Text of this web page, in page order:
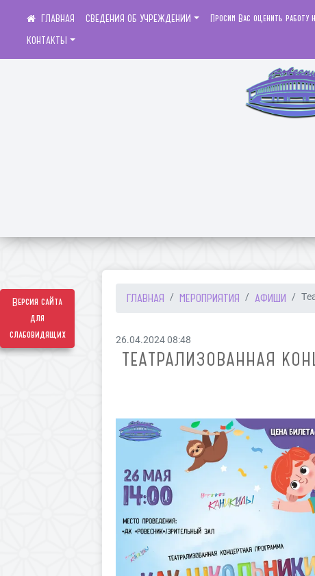
Версия сайта
для
слабовидящих
СВЕДЕНИЯ ОБ УЧРЕЖДЕНИИ Просим Вас оценить работу
КОНТАКТЫ
ГЛАВНАЯ МЕРОПРИЯТИЯ АФИШИ
26.04.2024 08:48
ТЕАТРАЛИЗОВАННАЯ